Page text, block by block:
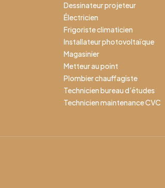
Dessinateur projeteur
Électricien
Frigoriste climaticien
Installateur photovoltaïque
Magasinier
Metteur au point
Plombier chauffagiste
Technicien bureau d’études
Technicien maintenance CVC